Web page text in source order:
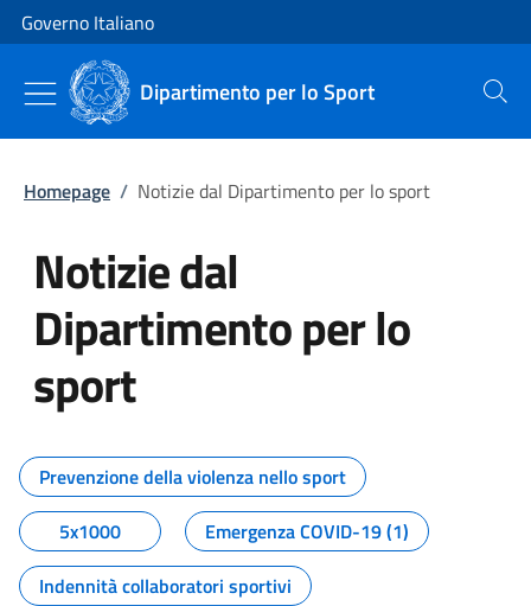
Vai al contenuto
Vai alla navigazione del sito
Governo Italiano
Dipartimento per lo Sport Cerca
Homepage / Notizie dal Dipartimento per lo sport
Notizie dal
Dipartimento per lo
sport
Tutti i contenuti della pagina
Prevenzione della violenza nello sport
5x1000
Emergenza COVID-19 (1)
Indennità collaboratori sportivi